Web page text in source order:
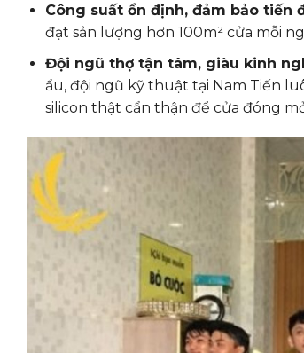
Công suất ổn định, đảm bảo tiến
đạt sản lượng hơn 100m² cửa mỗi
Đội ngũ thợ tận tâm, giàu kinh
ẩu, đội ngũ kỹ thuật tại Nam Tiến
silicon thật cẩn thận để cửa đóng